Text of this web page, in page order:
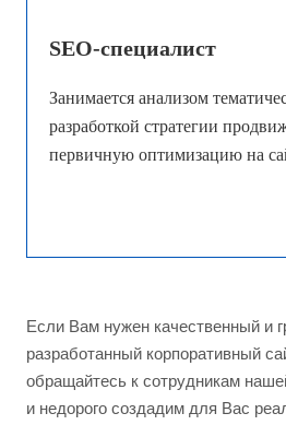
SEO-специалист
Занимается анализом
разработкой стратегии
первичную оптимизацию на
Если Вам нужен качественный и
разработанный корпоративный
обращайтесь к сотрудникам
и недорого создадим для Вас